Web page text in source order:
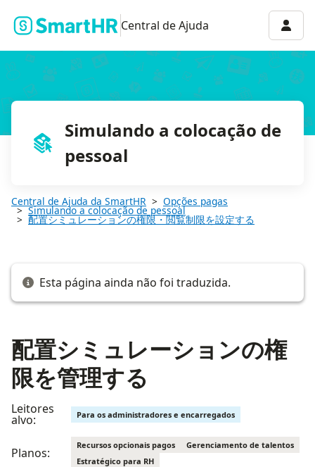
Central de Ajuda
Simulando a colocação de
pessoal
Central de Ajuda da SmartHR Opções pagas
Simulando a colocação de pessoal
配置シミュレーションの権限・閲覧制限を設定する
Esta página ainda não foi traduzida.
配置シミュレーションの権
限を管理する
Leitores
alvo: Para os administradores e encarregados
Planos:
Recursos opcionais pagos
Gerenciamento de talentos
Estratégico para RH